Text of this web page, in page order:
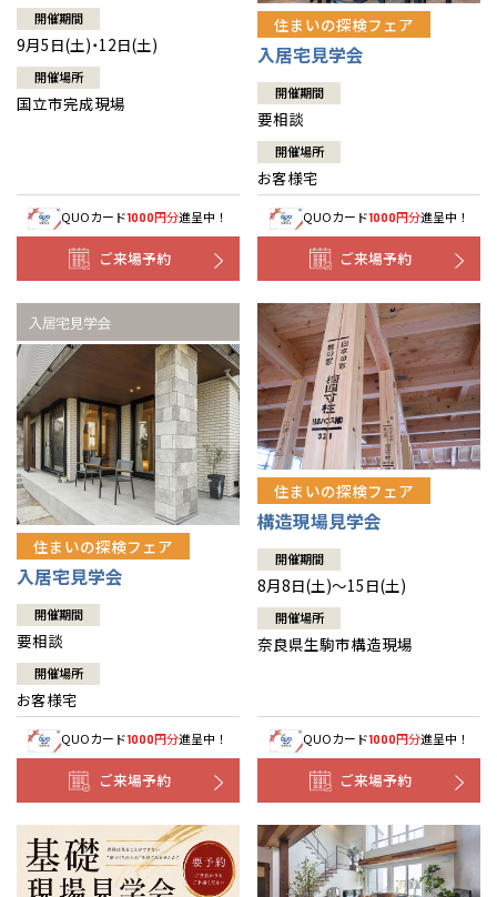
開催期間
9月5日(土)・12日(土)
開催場所
国立市完成現場
QUOカード1000円分進呈中！
ご来場予約
住まいの探検フェア
入居宅見学会
開催期間
要相談
開催場所
お客様宅
QUOカード1000円分進呈中！
ご来場予約
住まいの探検フェア
入居宅見学会
開催期間
要相談
開催場所
お客様宅
QUOカード1000円分進呈中！
ご来場予約
住まいの探検フェア
構造現場見学会
開催期間
8月8日(土)～15日(土)
開催場所
奈良県生駒市構造現場
QUOカード1000円分進呈中！
ご来場予約